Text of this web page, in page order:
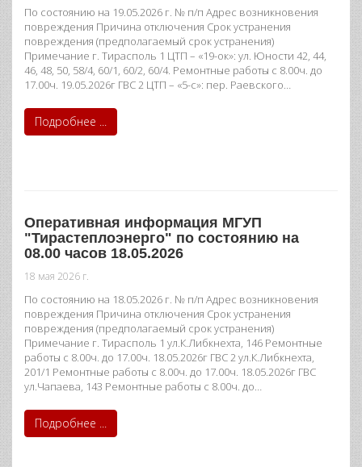
По состоянию на 19.05.2026 г. № п/п Адрес возникновения
повреждения Причина отключения Срок устранения
повреждения (предполагаемый срок устранения)
Примечание г. Тирасполь 1 ЦТП – «19-ок»: ул. Юности 42, 44,
46, 48, 50, 58/4, 60/1, 60/2, 60/4. Ремонтные работы с 8.00ч. до
17.00ч. 19.05.2026г ГВС 2 ЦТП – «5-с»: пер. Раевского…
Подробнее ...
Оперативная информация МГУП
"Тирастеплоэнерго" по состоянию на
08.00 часов 18.05.2026
18 мая 2026 г.
По состоянию на 18.05.2026 г. № п/п Адрес возникновения
повреждения Причина отключения Срок устранения
повреждения (предполагаемый срок устранения)
Примечание г. Тирасполь 1 ул.К.Либкнехта, 146 Ремонтные
работы с 8.00ч. до 17.00ч. 18.05.2026г ГВС 2 ул.К.Либкнехта,
201/1 Ремонтные работы с 8.00ч. до 17.00ч. 18.05.2026г ГВС
ул.Чапаева, 143 Ремонтные работы с 8.00ч. до…
Подробнее ...